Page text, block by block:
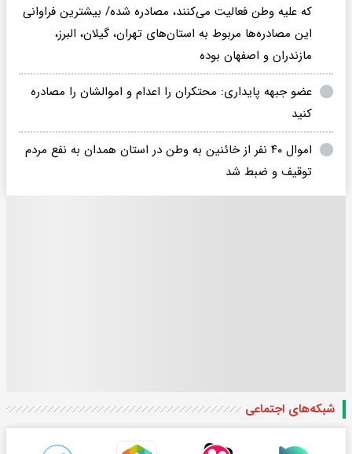
که علیه وطن فعالیت می‌کنند، مصادره شده/ بیشترین فراوانی
این مصادره‌ها مربوط به استان‌های تهران، گیلان، البرز،
مازندران و اصفهان بوده
عضو جبهه پایداری: محتکران را اعدام و اموالشان را مصادره
کنید
اموال ۴۰ نفر از خائنین به وطن در استان همدان به نفع مردم
توقیف و ضبط شد
شبکه‌های اجتماعی